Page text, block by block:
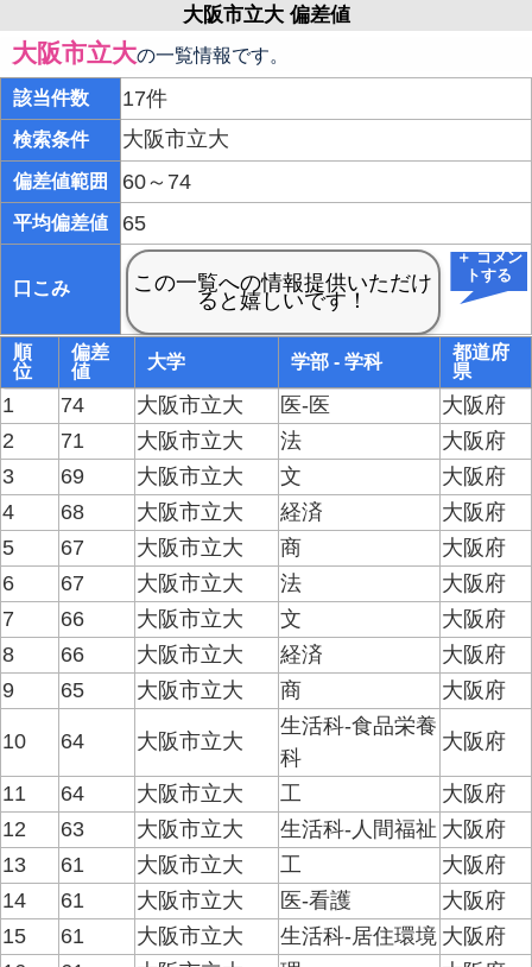
大阪市立大 偏差値
大阪市立大の一覧情報です。
該当件数 17件
検索条件 大阪市立大
偏差値範囲 60～74
平均偏差値 65
口こみ
＋ コメン
トする
順
位
偏差
値
大学 学部 - 学科
都道府
県
1 74 大阪市立大 医-医
大阪府
2
71 大阪市立大 法
大阪府
3
69 大阪市立大 文
大阪府
4
68 大阪市立大 経済
大阪府
5
67 大阪市立大 商
大阪府
6
67 大阪市立大 法
大阪府
7
66 大阪市立大 文
大阪府
8
66 大阪市立大 経済
大阪府
9
65 大阪市立大 商 大阪府
10 64 大阪市立大
生活科-食品栄養
科
大阪府
11 64 大阪市立大 工
大阪府
12
63 大阪市立大 生活科-人間福祉 大阪府
13
61 大阪市立大 工
大阪府
14
61 大阪市立大 医-看護
大阪府
15
61 大阪市立大 生活科-居住環境 大阪府